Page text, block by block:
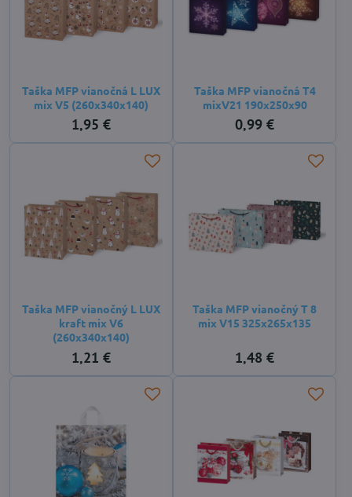
Taška MFP vianočná L LUX
mix V5 (260x340x140)
1,95 €
Taška MFP vianočná T4
mixV21 190x250x90
0,99 €
Taška MFP vianočný L LUX
kraft mix V6
(260x340x140)
1,21 €
Taška MFP vianočný T 8
mix V15 325x265x135
1,48 €